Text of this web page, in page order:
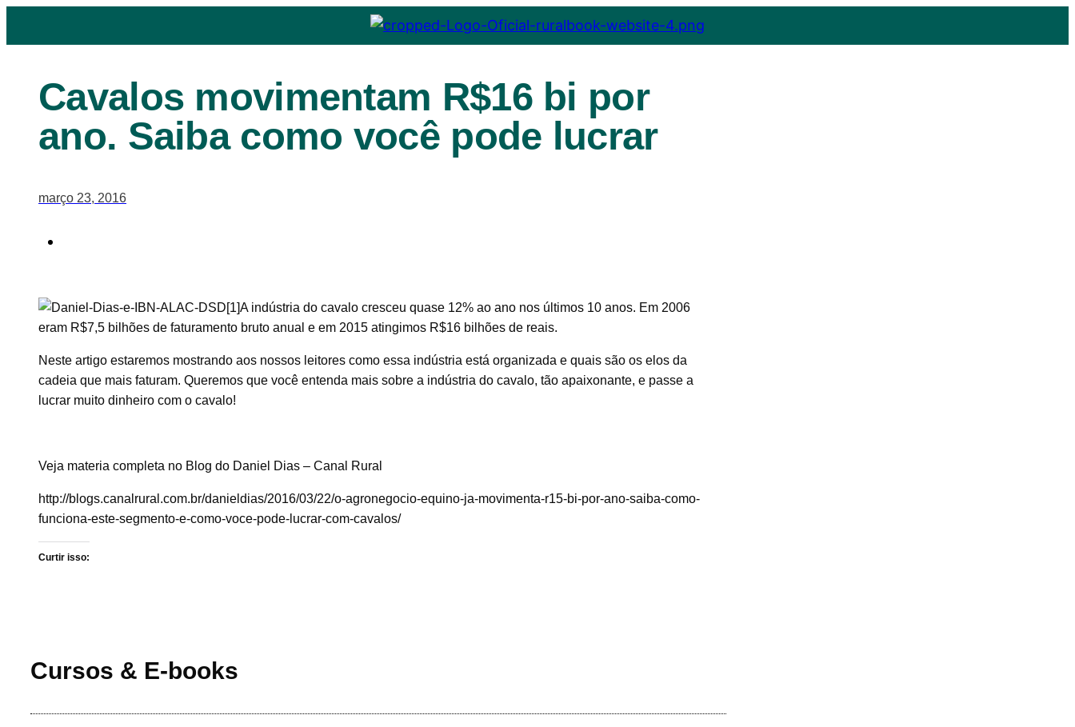
Cavalos movimentam R$16 bi por
ano. Saiba como você pode lucrar
março 23, 2016
A indústria do cavalo cresceu quase 12% ao ano nos últimos 10 anos. Em 2006
eram R$7,5 bilhões de faturamento bruto anual e em 2015 atingimos R$16 bilhões de reais.
Neste artigo estaremos mostrando aos nossos leitores como essa indústria está organizada e quais são os elos da
cadeia que mais faturam. Queremos que você entenda mais sobre a indústria do cavalo, tão apaixonante, e passe a
lucrar muito dinheiro com o cavalo!
Veja materia completa no Blog do Daniel Dias – Canal Rural
http://blogs.canalrural.com.br/danieldias/2016/03/22/o-agronegocio-equino-ja-movimenta-r15-bi-por-ano-saiba-como-
funciona-este-segmento-e-como-voce-pode-lucrar-com-cavalos/
Curtir isso:
Cursos & E-books